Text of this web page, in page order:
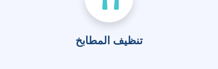
تنظيف المطابخ